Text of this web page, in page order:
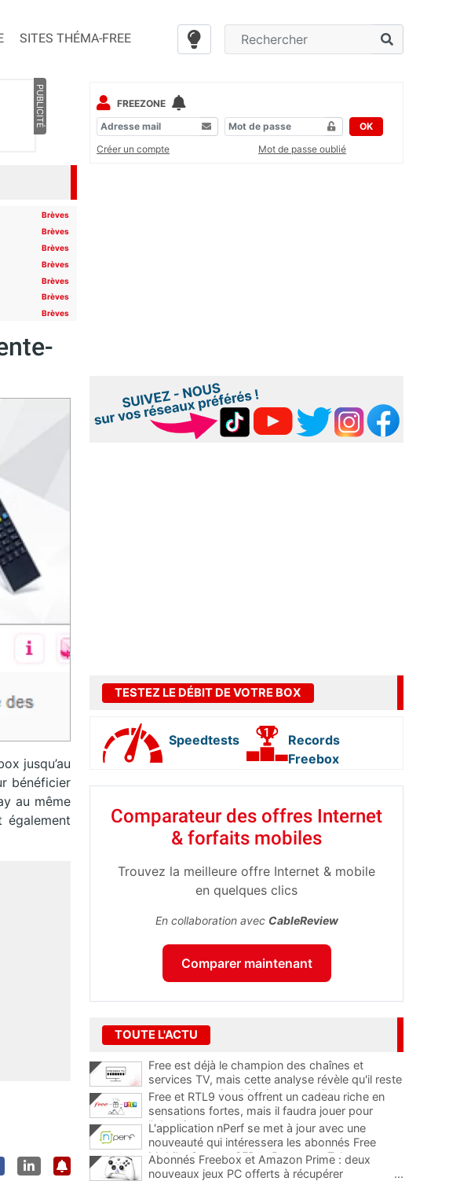
SITES THÉMA-FREE
PUBLICITÉ
Brèves
Brèves
Brèves
Brèves
Brèves
Brèves
Brèves
jusqu’au
bénéficier
au même
FREEZONE
OK
Créer un compte
Mot de passe oublié
TESTEZ LE DÉBIT DE VOTRE BOX
Speedtests
Records
Freebox
Comparateur des offres Internet
& forfaits mobiles
Trouvez la meilleure offre Internet & mobile
en quelques clics
En collaboration avec CableReview
Comparer maintenant
TOUTE L'ACTU
Free est déjà le champion des chaînes et
services TV, mais cette analyse révèle qu'il reste
encore au moins 141 ajouts possibles
Free et RTL9 vous offrent un cadeau riche en
sensations fortes, mais il faudra jouer pour
l'obtenir
L'application nPerf se met à jour avec une
nouveauté qui intéressera les abonnés Free
Mobile, Orange, SFR et Bouygues Telecom
Abonnés Freebox et Amazon Prime : deux
nouveaux jeux PC offerts à récupérer
...